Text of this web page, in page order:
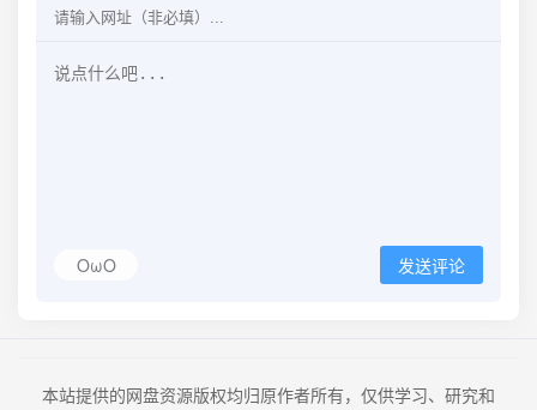
OωO 发送评论
本站提供的网盘资源版权均归原作者所有，仅供学习、研究和